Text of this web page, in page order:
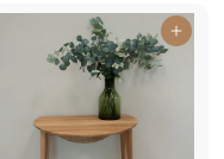
1
1
3
,
0
Ajouter au panier